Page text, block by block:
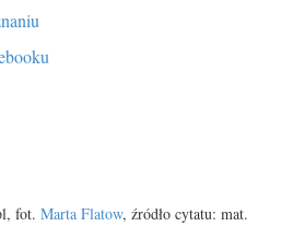
fot. Marta Flatow, źródło cytatu: mat.